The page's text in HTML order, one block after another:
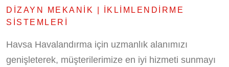
DIZAYN MEKANIK | İKLIMLENDIRME
SISTEMLERI
Havsa Havalandırma için uzmanlık alanımızı
genişleterek, müşterilerimize en iyi hizmeti sunmayı